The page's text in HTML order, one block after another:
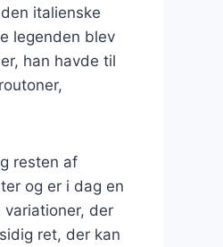
italienske
legenden blev
han havde til
resten af
og er i dag en
der
ret, der kan